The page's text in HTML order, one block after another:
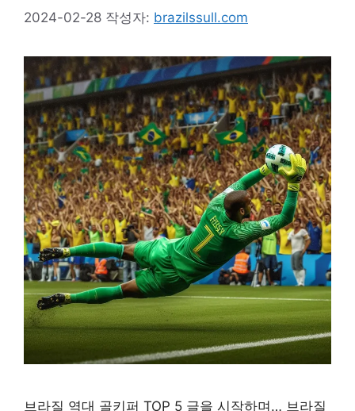
2024-02-28 작성자: brazilssull.com
브라질 역대 골키퍼 TOP 5 글을 시작하며… 브라질